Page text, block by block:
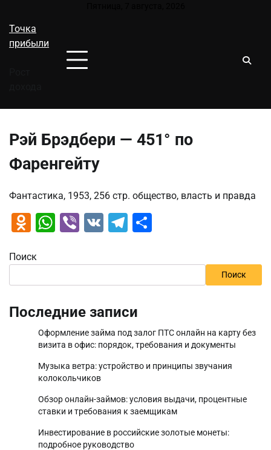
содержимому
Точка
прибыли
Рэй Брэдбери — 451° по
Фаренгейту
Фантастика, 1953, 256 стр. общество, власть и правда
Odnoklassniki
WhatsApp
Viber
VK Telegram
Поиск
Поиск
Последние записи
Оформление займа под залог ПТС онлайн на карту без
визита в офис: порядок, требования и документы
Музыка ветра: устройство и принципы звучания
колокольчиков
Обзор онлайн-займов: условия выдачи, процентные
ставки и требования к заемщикам
Инвестирование в российские золотые монеты:
подробное руководство